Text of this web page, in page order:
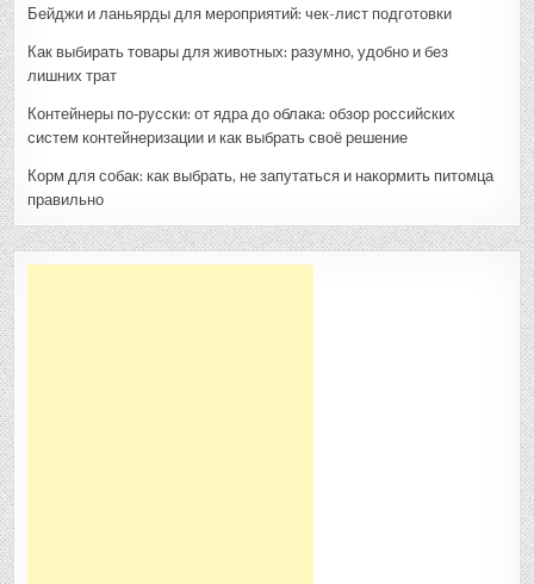
Бейджи и ланьярды для мероприятий: чек-лист подготовки
Как выбирать товары для животных: разумно, удобно и без
лишних трат
Контейнеры по‑русски: от ядра до облака: обзор российских
систем контейнеризации и как выбрать своё решение
Корм для собак: как выбрать, не запутаться и накормить питомца
правильно